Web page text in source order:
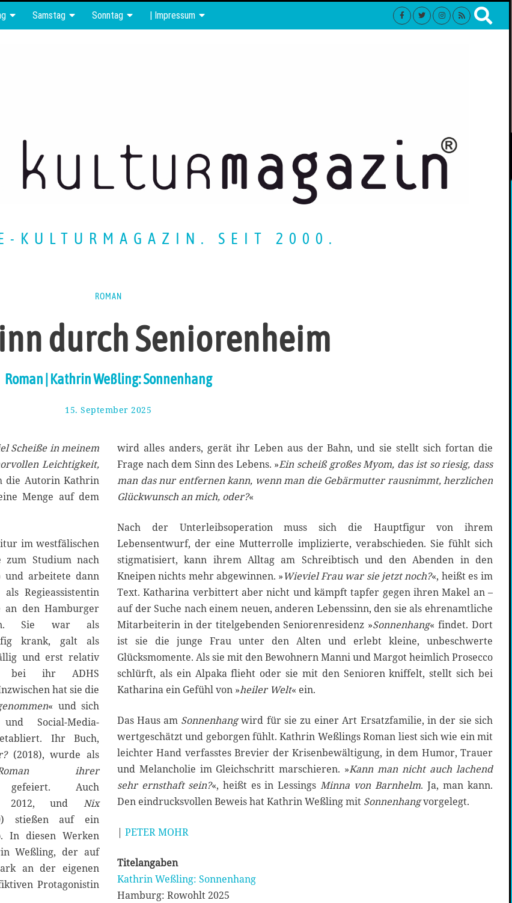
Samstag Sonntag | Impressum
KULTURMAGAZIN. SEIT 2000.
ROMAN
durch Seniorenheim
Roman | Kathrin Weßling: Sonnenhang
15. September 2025
S
p
t
e
e
r
2
0
2
5
Scheiße in meinem
Leichtigkeit,
die Autorin Kathrin
Menge auf dem
im westfälischen
zum Studium nach
und arbeitete dann
Regieassistentin
an den Hamburger
Sie war als
krank, galt als
und erst relativ
bei ihr ADHS
hat sie die
« und sich
Social-Media-
Ihr Buch,
(2018), wurde als
ihrer
Auch
2012, und Nix
stießen auf ein
In diesen Werken
Weßling, der auf
an der eigenen
Protagonistin
wird alles anders, gerät ihr Leben aus der Bahn, und sie stellt sich fortan die
Frage nach dem Sinn des Lebens. »Ein scheiß großes Myom, das ist so riesig, dass
man das nur entfernen kann, wenn man die Gebärmutter rausnimmt, herzlichen
Glückwunsch an mich, oder?«
Nach der Unterleibsoperation muss sich die Hauptfigur von ihrem
Lebensentwurf, der eine Mutterrolle implizierte, verabschieden. Sie fühlt sich
stigmatisiert, kann ihrem Alltag am Schreibtisch und den Abenden in den
Kneipen nichts mehr abgewinnen. »Wieviel Frau war sie jetzt noch?«, heißt es im
Text. Katharina verbittert aber nicht und kämpft tapfer gegen ihren Makel an –
auf der Suche nach einem neuen, anderen Lebenssinn, den sie als ehrenamtliche
Mitarbeiterin in der titelgebenden Seniorenresidenz »Sonnenhang« findet. Dort
ist sie die junge Frau unter den Alten und erlebt kleine, unbeschwerte
Glücksmomente. Als sie mit den Bewohnern Manni und Margot heimlich Prosecco
schlürft, als ein Alpaka flieht oder sie mit den Senioren kniffelt, stellt sich bei
Katharina ein Gefühl von »heiler Welt« ein.
Das Haus am Sonnenhangwird für sie zu einer Art Ersatzfamilie, in der sie sich
wertgeschätzt und geborgen fühlt. Kathrin Weßlings Roman liest sich wie ein mit
leichter Hand verfasstes Brevier der Krisenbewältigung, in dem Humor, Trauer
und Melancholie im Gleichschritt marschieren. »Kann man nicht auch lachend
sehr ernsthaft sein?«, heißt es in Lessings Minna von Barnhelm. Ja, man kann.
Den eindrucksvollen Beweis hat Kathrin Weßling mit Sonnenhangvorgelegt.
| PETER MOHR
Titelangaben
Kathrin Weßling: Sonnenhang
Hamburg: Rowohlt 2025